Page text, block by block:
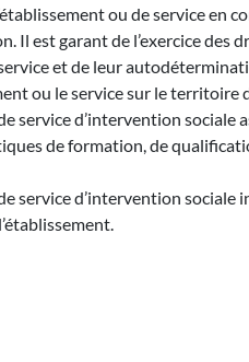
ou de service en
Il est garant de l’exercice
et de leur
ou le service sur le territoire
service d’intervention
de formation, de
service d’intervention